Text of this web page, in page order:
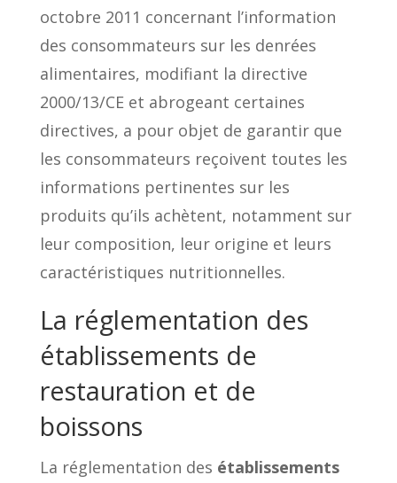
octobre 2011 concernant l’information
des consommateurs sur les denrées
alimentaires, modifiant la directive
2000/13/CE et abrogeant certaines
directives, a pour objet de garantir que
les consommateurs reçoivent toutes les
informations pertinentes sur les
produits qu’ils achètent, notamment sur
leur composition, leur origine et leurs
caractéristiques nutritionnelles.
La réglementation des
établissements de
restauration et de
boissons
La réglementation des établissements